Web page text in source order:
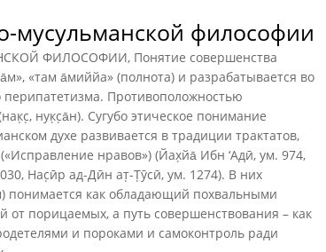
мусульманской философии
ФИЛОСОФИИ, Понятие совершенства
«там а̄миййа» (полнота) и разрабатывается во
Противоположностью
нук̣с̣а̄н). Сугубо этическое понимание
духе развивается в традиции трактатов,
нравов») (Йах̣йа̄ Ибн ‘Адӣ, ум. 974,
Нас̣ӣр ад-Дӣн ат̣-Т̣ӯсӣ, ум. 1274). В них
понимается как обладающий похвальными
от порицаемых, а путь совершенствования – как
и пороками и самоконтроль ради